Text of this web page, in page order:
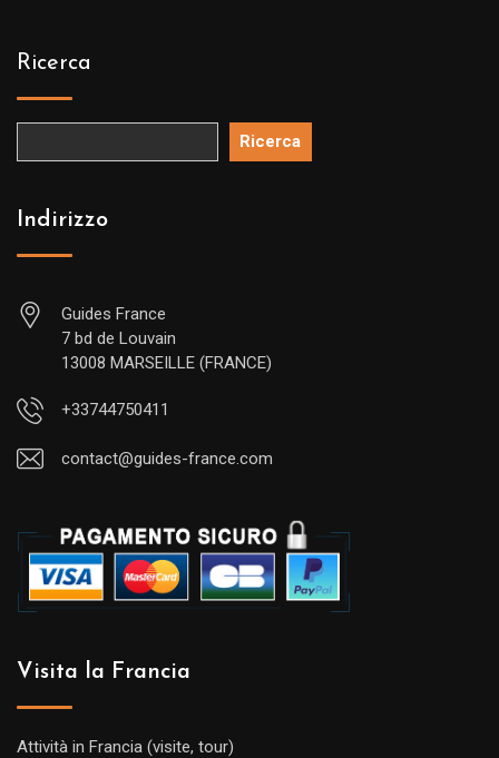
Ricerca
Ricerca
Indirizzo
Guides France
7 bd de Louvain
13008 MARSEILLE (FRANCE)
+33744750411
contact@guides-france.com
Visita la Francia
Attività in Francia (visite, tour)